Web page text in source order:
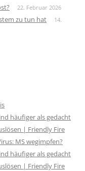
22. Februar 2026
zu tun hat
14.
häufiger als gedacht
| Friendly Fire
MS wegimpfen?
häufiger als gedacht
| Friendly Fire